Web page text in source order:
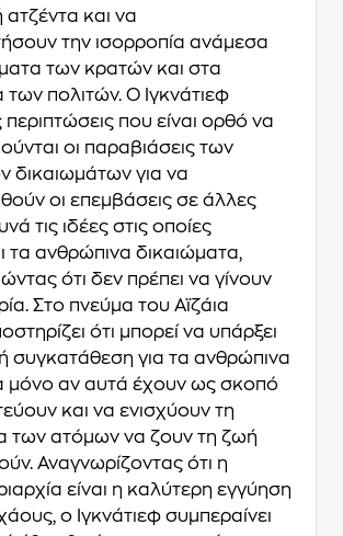
ατζέντα και να
την ισορροπία ανάμεσα
των κρατών και στα
των πολιτών. O Iγκνάτιεφ
περιπτώσεις που είναι ορθό να
οι παραβιάσεις των
δικαιωμάτων για να
οι επεμβάσεις σε άλλες
τις ιδέες στις οποίες
τα ανθρώπινα δικαιώματα,
ότι δεν πρέπει να γίνουν
Στο πνεύμα του Aϊζάια
ότι μπορεί να υπάρξει
συγκατάθεση για τα ανθρώπινα
μόνο αν αυτά έχουν ως σκοπό
και να ενισχύουν τη
των ατόμων να ζουν τη ζωή
Αναγνωρίζοντας ότι η
είναι η καλύτερη εγγύηση
ο Iγκνάτιεφ συμπεραίνει